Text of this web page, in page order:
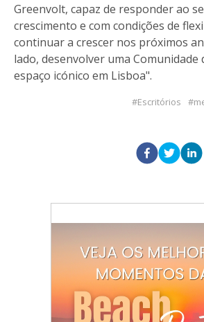
Greenvolt, capaz de responder ao
crescimento e com condições de
continuar a crescer nos próximos
lado, desenvolver uma Comunidade
espaço icónico em Lisboa".
Escritórios